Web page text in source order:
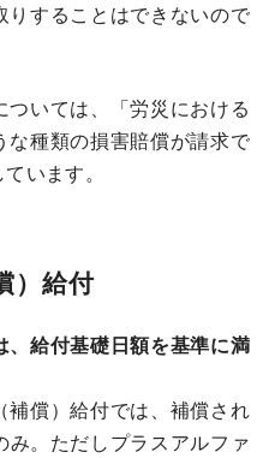
することはできないので
いては、
「労災における
種類の損害賠償が請求で
います。
）給付
給付基礎日額を基準に満
償）給付では、補償され
み。ただしプラスアルファ